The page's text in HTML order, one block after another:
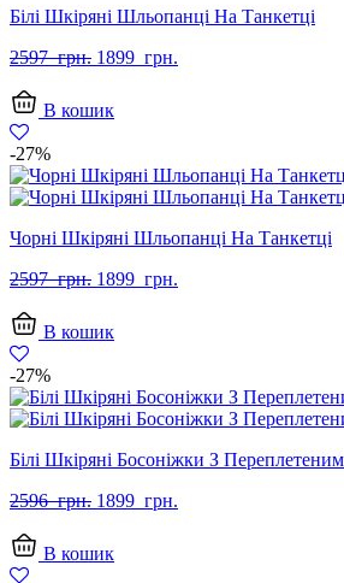
Білі Шкіряні Шльопанці На Танкетці
2597 грн. Оригінальна
грн..
1899 грн.
В кошик
-27%
Чорні Шкіряні Шльопанці На Танкетці
2597 грн. Оригінальна
грн..
1899 грн.
В кошик
-27%
Білі Шкіряні Босоніжки З
2596 грн. Оригінальна
грн..
1899 грн.
В кошик